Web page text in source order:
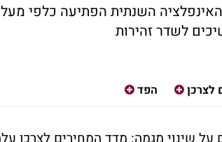
ב־0.3% כמצופה, אך האינפלציה השנתית הפתיעה
לשדר זהירות
לצרכן הפד